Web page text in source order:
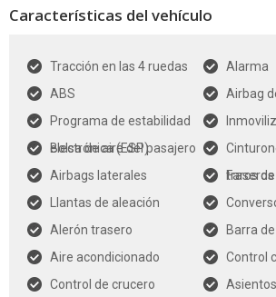
Características del vehículo
Tracción en las 4 ruedas
Alarma
ABS
Airbag
Programa de estabilidad
electrónica (ESP)
Bolsa de aire del pasajero
traseros
Airbags laterales
Faros
Llantas de aleación
Alerón trasero
Barra
Aire acondicionado
Control
Control de crucero